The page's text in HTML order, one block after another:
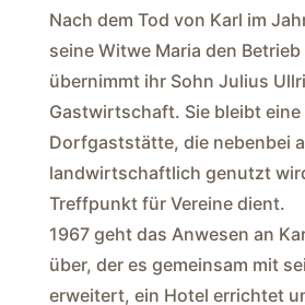
Nach dem Tod von Karl im
seine Witwe Maria den
übernimmt ihr Sohn Julius
Gastwirtschaft. Sie bleibt
Dorfgaststätte, die nebenbei
landwirtschaftlich genutzt
Treffpunkt für Vereine dient.
1967 geht das Anwesen an
über, der es gemeinsam mit
erweitert, ein Hotel errichtet